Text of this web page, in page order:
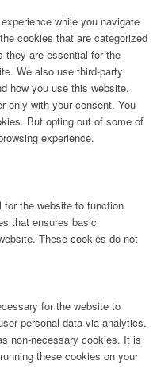
while you navigate
cookies that are categorized
they are essential for the
We also use third-party
how you use this website.
only with your consent. You
But opting out of some of
experience.
the website to function
that ensures basic
These cookies do not
for the website to
personal data via analytics,
non-necessary cookies. It is
these cookies on your